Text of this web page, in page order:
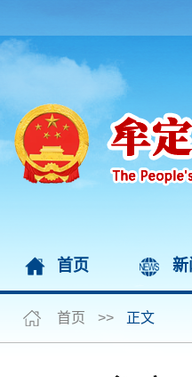
首页 新
首页 >> 正文